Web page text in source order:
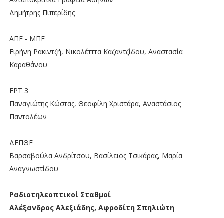
Δημήτρης Πιπερίδης
ΑΠΕ - ΜΠΕ
Ειρήνη Ρακιντζή, Νικολέτττα Καζαντζίδου, Αναστασία
Καραθάνου
ΕΡΤ 3
Παναγιώτης Κώστας, Θεοφίλη Χριστάρα, Αναστάσιος
Παντολέων
ΔΕΠΘΕ
Βαρσαβούλα Ανδρίτσου, Βασίλειος Τσικάρας, Μαρία
Αναγνωστίδου
Ραδιοτηλεοπτικοί Σταθμοί
Αλέξανδρος Αλεξιάδης, Αφροδίτη Σπηλιώτη